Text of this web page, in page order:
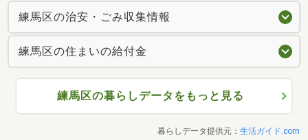
練馬区の治安・ごみ収集情報
練馬区の住まいの給付金
練馬区の暮らしデータをもっと見る
暮らしデータ提供元： 生活ガイド.com